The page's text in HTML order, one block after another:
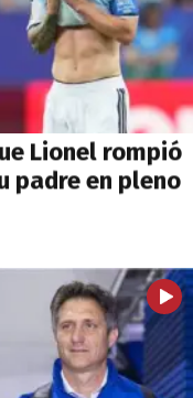
Lionel rompió
padre en pleno